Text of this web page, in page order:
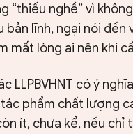
“thiếu nghề” vì
lĩnh, ngại nói đến
mất lòng ai nên khi
LLPBVHNT có ý
phẩm chất lượng
ít, chưa kể, nếu